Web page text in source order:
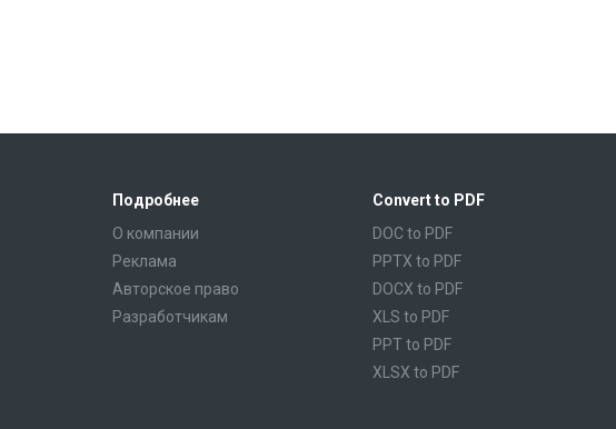
Подробнее
О компании
Реклама
Авторское право
Разработчикам
Convert to PDF
DOC to PDF
PPTX to PDF
DOCX to PDF
XLS to PDF
PPT to PDF
XLSX to PDF